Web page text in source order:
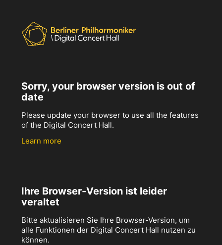
Sorry, your browser version is out of
date
Please update your browser to use all the features
of the Digital Concert Hall.
Learn more
Ihre Browser-Version ist leider
veraltet
Bitte aktualisieren Sie Ihre Browser-Version, um
alle Funktionen der Digital Concert Hall nutzen zu
können.